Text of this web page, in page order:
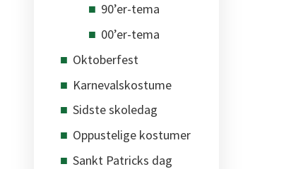
90’er-tema
00’er-tema
Oktoberfest
Karnevalskostume
Sidste skoledag
Oppustelige kostumer
Sankt Patricks dag